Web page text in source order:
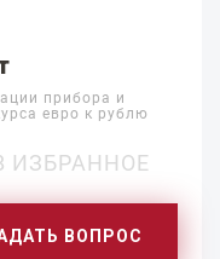
прибора и
евро к рублю
ИЗБРАННОЕ
ВОПРОС